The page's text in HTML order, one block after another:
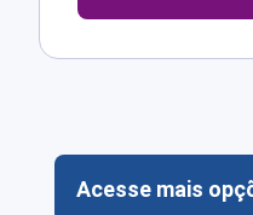
Acesse mais